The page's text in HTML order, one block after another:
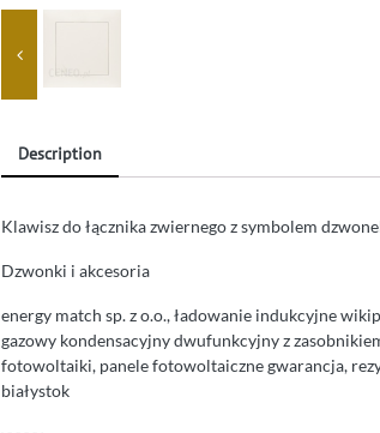
Description
Klawisz do łącznika zwiernego z symbolem
Dzwonki i akcesoria
energy match sp. z o.o., ładowanie indukcyjne
gazowy kondensacyjny dwufunkcyjny z
fotowoltaiki, panele fotowoltaiczne gwarancja,
białystok